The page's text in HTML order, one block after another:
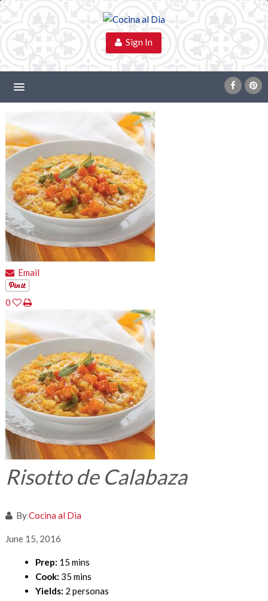
Sign In
Email
0
Risotto de Calabaza
ByCocina al Dia
June 15, 2016
Prep: 15 mins
Cook: 35 mins
Yields: 2 personas